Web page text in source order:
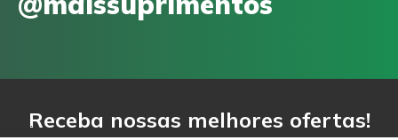
Receba nossas melhores ofertas!
Email